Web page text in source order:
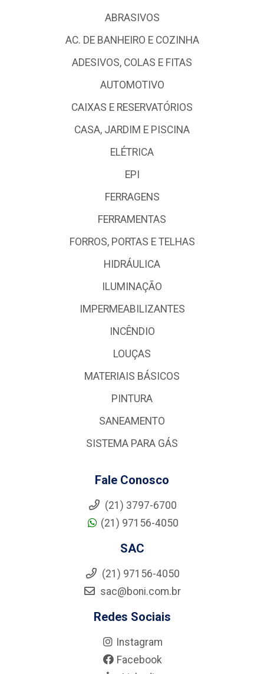
ABRASIVOS
AC. DE BANHEIRO E COZINHA
ADESIVOS, COLAS E FITAS
AUTOMOTIVO
CAIXAS E RESERVATÓRIOS
CASA, JARDIM E PISCINA
ELÉTRICA
EPI
FERRAGENS
FERRAMENTAS
FORROS, PORTAS E TELHAS
HIDRÁULICA
ILUMINAÇÃO
IMPERMEABILIZANTES
INCÊNDIO
LOUÇAS
MATERIAIS BÁSICOS
PINTURA
SANEAMENTO
SISTEMA PARA GÁS
Fale Conosco
(21) 3797-6700
(21) 97156-4050
SAC
(21) 97156-4050
sac@boni.com.br
Redes Sociais
Instagram
Facebook